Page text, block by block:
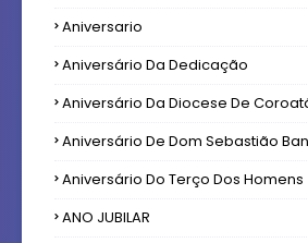
Aniversario
Aniversário Da Dedicação
Aniversário Da Diocese De
Aniversário De Dom Sebastião
Aniversário Do Terço Dos Homens
ANO JUBILAR